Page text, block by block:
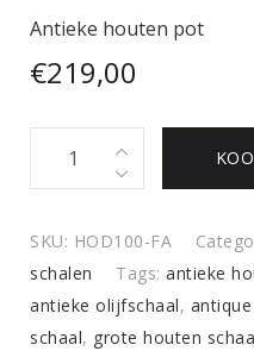
Antieke houten pot
€219,00
quantity
SKU: HOD100-FA
schalen
Tags: antieke
antieke olijfschaal,
schaal, grote houten